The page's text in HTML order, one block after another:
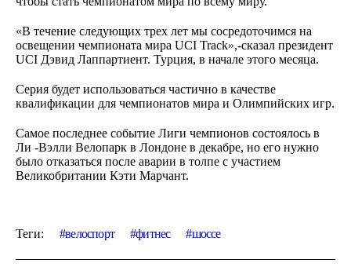
«В течение следующих трех лет мы сосредоточимся на
освещении чемпионата мира UCI Track»,-сказал президент
UCI Дэвид Лаппартиент. Турция, в начале этого месяца.
Серия будет использоваться частично в качестве
квалификации для чемпионатов мира и Олимпийских игр.
Самое последнее событие Лиги чемпионов состоялось в
Ли -Вэлли Велопарк в Лондоне в декабре, но его нужно
было отказаться после аварии в толпе с участием
Великобритании Кэти Марчант.
Теги: велоспорт фитнес шоссе